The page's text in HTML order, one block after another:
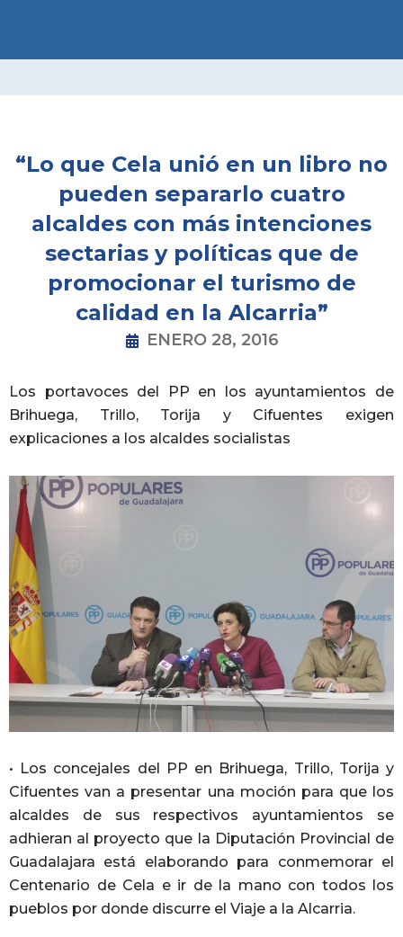
“Lo que Cela unió en un libro no
pueden separarlo cuatro
alcaldes con más intenciones
sectarias y políticas que de
promocionar el turismo de
calidad en la Alcarria”
ENERO 28, 2016
Los portavoces del PP en los ayuntamientos de
Brihuega, Trillo, Torija y Cifuentes exigen
explicaciones a los alcaldes socialistas
• Los concejales del PP en Brihuega, Trillo, Torija y
Cifuentes van a presentar una moción para que los
alcaldes de sus respectivos ayuntamientos se
adhieran al proyecto que la Diputación Provincial de
Guadalajara está elaborando para conmemorar el
Centenario de Cela e ir de la mano con todos los
pueblos por donde discurre el Viaje a la Alcarria.